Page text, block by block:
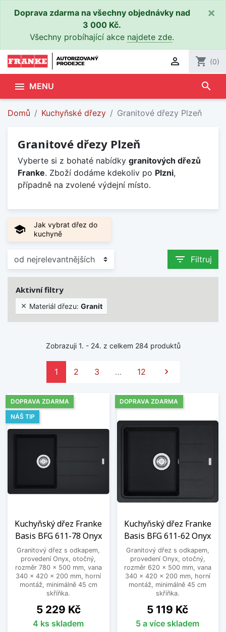
Doprava zdarma na všechny objednávky nad
3 000 Kč.
Všechny probíhající akce najdete zde.
×
 shopping_cart (0)
 MENU search
Domů Kuchyňské dřezy Granitové dřezy Plzeň
Granitové dřezy Plzeň
Vyberte si z bohaté nabídky granitových dřezů
Franke. Zboží dodáme kdekoliv po Plzni,
případně na zvolené výdejní místo.
school
Jak vybrat dřez do
kuchyně
filter_list Filtruj
Aktivní filtry
 Materiál dřezu: Granit
Zobrazuji 1. - 24. z celkem 284 produktů
1 2 3 … 12 Další

Kuchyňský dřez Franke
Basis BFG 611-78 Onyx
Granitový dřez s odkapem,
provedení Onyx, otočný,
rozměr 780 x 500 mm, vana
340 x 420 x 200 mm, horní
montáž, minimálně 45 cm
skříňka.
Cena
5 229 Kč
4 ks skladem
DOPRAVA ZDARMA
NÁŠ TIP
Kuchyňský dřez Franke
Basis BFG 611-62 Onyx
Granitový dřez s odkapem,
provedení Onyx, otočný,
rozměr 620 x 500 mm, vana
340 x 420 x 200 mm, horní
montáž, minimálně 45 cm
skříňka.
Cena
5 119 Kč
5 a více skladem
DOPRAVA ZDARMA